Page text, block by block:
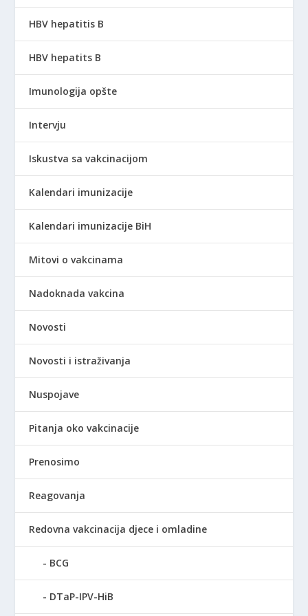
HBV hepatitis B
HBV hepatits B
Imunologija opšte
Intervju
Iskustva sa vakcinacijom
Kalendari imunizacije
Kalendari imunizacije BiH
Mitovi o vakcinama
Nadoknada vakcina
Novosti
Novosti i istraživanja
Nuspojave
Pitanja oko vakcinacije
Prenosimo
Reagovanja
Redovna vakcinacija djece i omladine
BCG
DTaP-IPV-HiB